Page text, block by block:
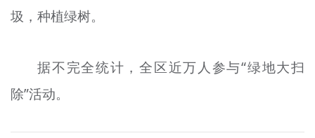
圾，种植绿树。
据不完全统计，全区近万人参与“绿地大扫
除”活动。